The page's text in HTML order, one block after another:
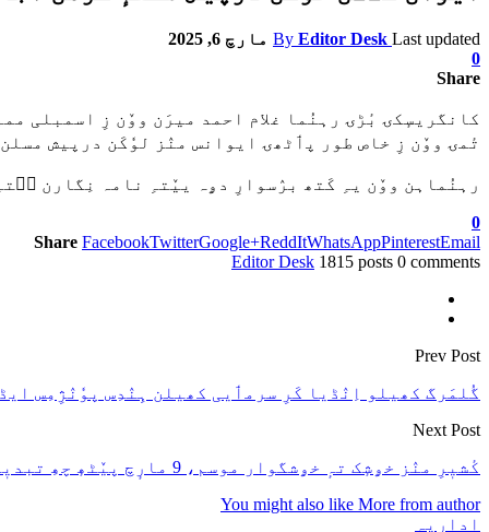
By Editor Desk Last updated
مارچ 6, 2025
0
Share
کانگریسٕکۍ بٔڑۍ رہنُما غلام احمد میرَن ووٚن زِ اسمبلی
تٔمۍ ووٚن زِ خاص طور پٲٹھۍ ایوانس منٛز لوٗکَن درپیش
رہنُماہن ووٚن یہِ کَتھ برٛسوارِ دۄہ ییٚتہِ نامہ نِگارن
0
Share FacebookTwitterGoogle+ReddItWhatsAppPinterestEmail
Editor Desk 1815 posts 0 comments
Prev Post
گُلمَرگ کھیلو اِنٛڈیا کَرِ سرمٲیی کھیلن ہِنٛدِس پوٗنٛژِمِس
Next Post
کٔشیٖرِ منٛز خۄشٕک تہٕ خۄشگوار موسم، 9 مارٕچ پیٚٹھٕ چھِ تبدیٖلی ہُنٛد امکان۔
You might also like More from author
اداریہ